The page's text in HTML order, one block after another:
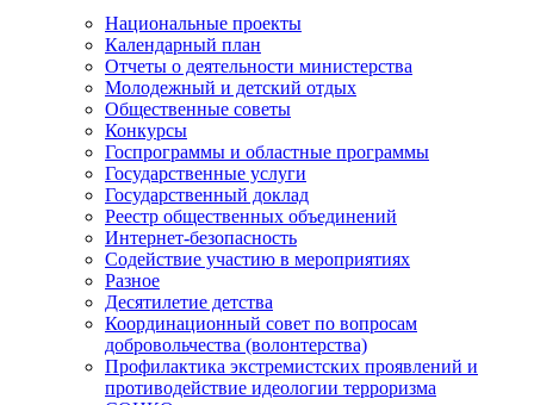
Национальные проекты
Календарный план
Отчеты о деятельности министерства
Молодежный и детский отдых
Общественные советы
Конкурсы
Госпрограммы и областные программы
Государственные услуги
Государственный доклад
Реестр общественных объединений
Интернет-безопасность
Содействие участию в мероприятиях
Разное
Десятилетие детства
Координационный совет по вопросам
добровольчества (волонтерства)
Профилактика экстремистских проявлений и
противодействие идеологии терроризма